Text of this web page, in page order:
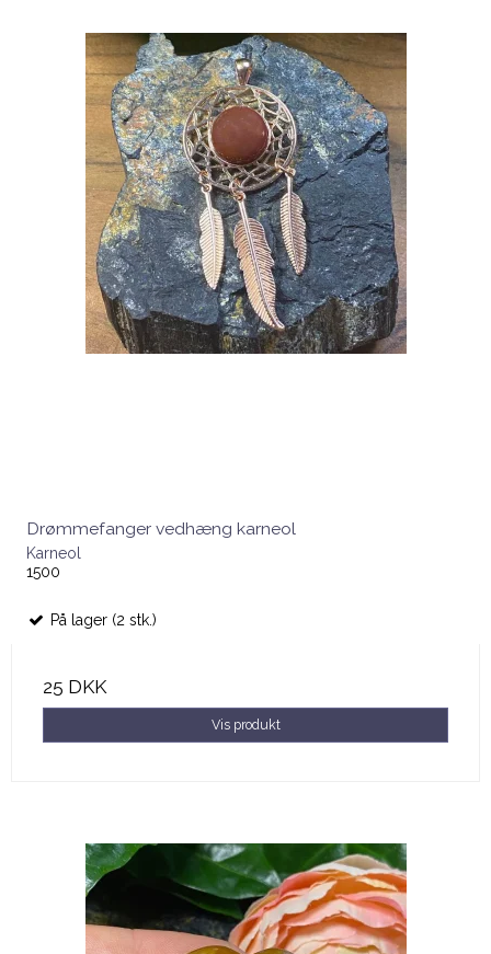
Drømmefanger vedhæng karneol
Karneol
1500
På lager (2 stk.)
25 DKK
Vis produkt